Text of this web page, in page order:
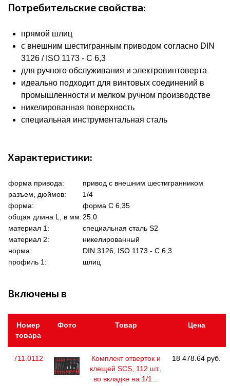
Потребительские свойства:
прямой шлиц
с внешним шестигранным приводом согласно DIN
3126 / ISO 1173 - C 6,3
для ручного обслуживания и электровинтоверта
идеально подходит для винтовых соединений в
промышленности и мелком ручном производстве
никелированная поверхность
специальная инструментальная сталь
Характеристики:
форма привода:
привод с внешним шестигранником
разъем, дюймов:
1/4
форма:
форма C 6,35
общая длина L, в мм: 25.0
материал 1:
специальная сталь S2
материал 2:
никелированный
норма:
DIN 3126, ISO 1173 - C 6,3
профиль 1:
шлиц
Включены в
Номер
товара
Фото Товар Цена
711.0112
Комплект отверток и
клещей SCS, 112 шт.,
во вкладке на 1/1...
18 478.64 руб.